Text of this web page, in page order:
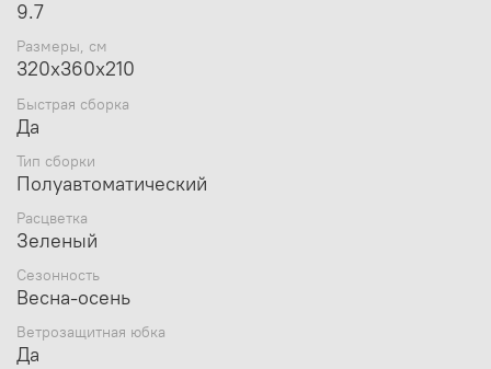
9.7
Размеры, см
320х360х210
Быстрая сборка
Да
Тип сборки
Полуавтоматический
Расцветка
Зеленый
Сезонность
Весна-осень
Ветрозащитная юбка
Да